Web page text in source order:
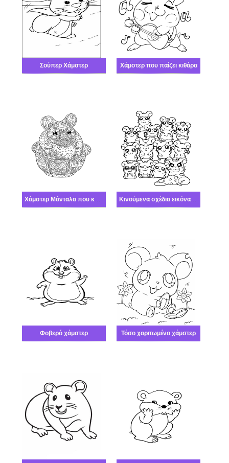
Σούπερ Χάμστερ Χάμστερ που παίζει κιθάρα
Χάμστερ Μάνταλα που κάθεται στο Κύπελλο Κινούμενα σχέδια εικόνα χάμστερ
Φοβερό χάμστερ Τόσο χαριτωμένο χάμστερ